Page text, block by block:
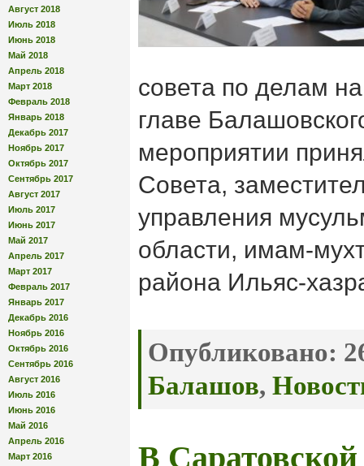
Август 2018
Июль 2018
Июнь 2018
Май 2018
Апрель 2018
Март 2018
Февраль 2018
Январь 2018
Декабрь 2017
Ноябрь 2017
Октябрь 2017
Сентябрь 2017
Август 2017
Июль 2017
Июнь 2017
Май 2017
Апрель 2017
Март 2017
Февраль 2017
Январь 2017
Декабрь 2016
Ноябрь 2016
Октябрь 2016
Сентябрь 2016
Август 2016
Июль 2016
Июнь 2016
Май 2016
Апрель 2016
Март 2016
совета по делам
главе
мероприятии
Совета,
управления
области, имам-
района Ильяс-
Опубликовано:
Балашов,
В